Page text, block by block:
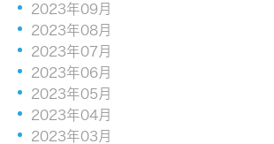
2023年09月
2023年08月
2023年07月
2023年06月
2023年05月
2023年04月
2023年03月